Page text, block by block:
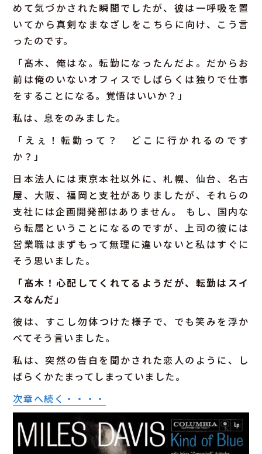
めて気づかされた瞬間でしたが、彼は一呼吸を置
いてから真剣なまなざしをこちらに向け、こう言
ったのです。
「髙木、俺はな。転勤になったんだよ。だからお
前は俺のいないオフィスでしばらくは独りで仕事
をすることになる。覚悟はいいか？」
私は、息をのみました。
「えぇ！転勤って？ どこに行かれるのです
か？」
日本法人には東京本社以外に、札幌、仙台、名古
屋、大阪、福岡と支社がありましたが、それらの
支社には企画開発部はありません。 もし、国内な
ら転属ということになるのですが、上司の彼には
営業職はまずもって無理に違いないと私はすぐに
そう思いました。
「髙木！心配してくれてるようだが、転勤はスイ
スなんだ」
彼は、すこし勿体つけた様子で、でも笑みを浮か
べてそう言いました。
私は、突然の告白を聞かされた恋人のように、し
ばらくかたまってしまっていました。
次章へ続く・・・・